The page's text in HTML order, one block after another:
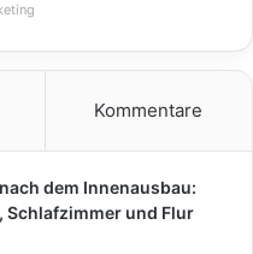
Kommentare
dem Innenausbau:
Schlafzimmer und Flur